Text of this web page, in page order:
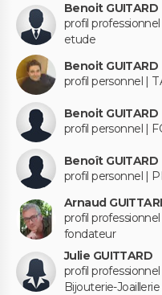
Benoit GUITARD
profil
etude
Benoit GUITARD
profil personnel |
Benoit GUITARD
profil personnel |
Benoît GUITARD
profil personnel |
Arnaud
profil
fondateur
Julie GUITTARD
profil
Bijouterie-